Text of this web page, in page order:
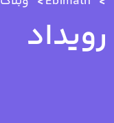
رویداد